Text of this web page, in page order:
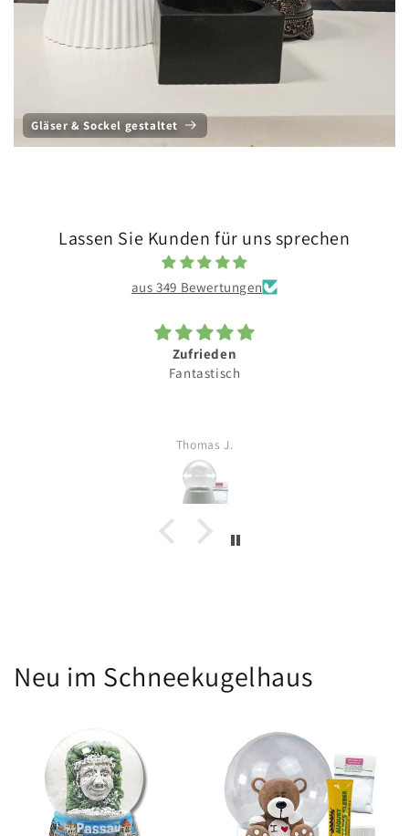
Gläser & Sockel gestaltet
Lassen Sie Kunden für uns sprechen
aus 349 Bewertungen
Zufrieden
Fantastisch
Thomas J.
Neu im Schneekugelhaus